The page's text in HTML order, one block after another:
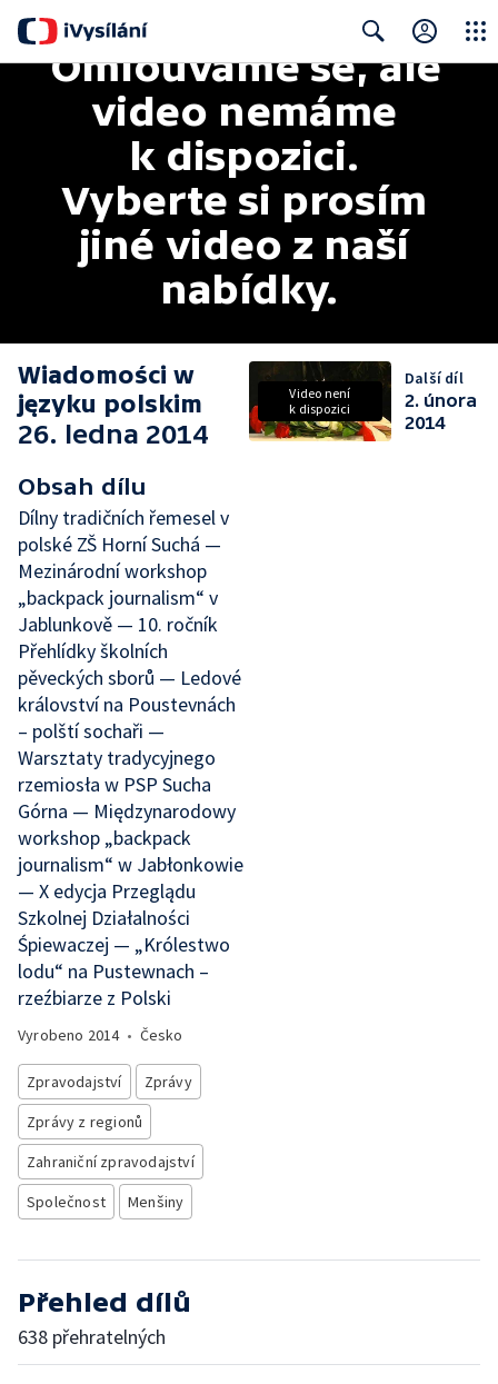
Search
Omlouváme se, ale
video nemáme
k dispozici.
Vyberte si prosím
jiné video z naší
nabídky.
Wiadomości w
języku polskim
26. ledna 2014
Obsah dílu
Dílny tradičních řemesel v
polské ZŠ Horní Suchá —
Mezinárodní workshop
„backpack journalism“ v
Jablunkově — 10. ročník
Přehlídky školních
pěveckých sborů — Ledové
království na Poustevnách
– polští sochaři —
Warsztaty tradycyjnego
rzemiosła w PSP Sucha
Górna — Międzynarodowy
workshop „backpack
journalism“ w Jabłonkowie
— X edycja Przeglądu
Szkolnej Działalności
Śpiewaczej — „Królestwo
lodu“ na Pustewnach –
rzeźbiarze z Polski
Vyrobeno 2014• Česko
Zpravodajství
Zprávy
Zprávy z regionů
Zahraniční zpravodajství
Společnost
Menšiny
Video není
k dispozici
Další díl
2. února
2014
Přehled dílů
638 přehratelných